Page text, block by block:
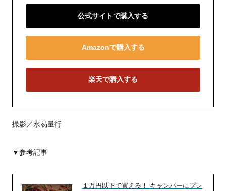
公式サイトで購入する
Amazonで購入する
楽天で購入する
撮影／永易量行
▼参考記事
１万円以下で買える！ キャンパーにプレ